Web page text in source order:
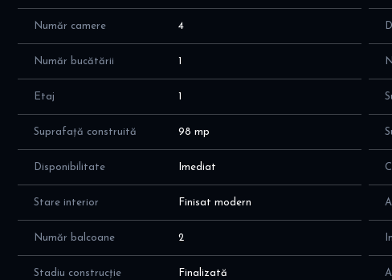
Se afla intr-o zona linistita in vecinatatea Parcului Regina
chiar si intr-o locatie centrala din Bucuresti.
Număr camere 4
Număr bucătării 1
Etaj 1
Suprafață construită 98 mp
Disponibilitate Imediat
Stare interior Finisat modern
Număr balcoane 2
Stadiu construcție Finalizată